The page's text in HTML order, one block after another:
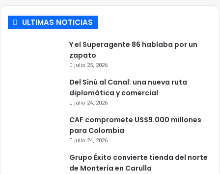
ULTIMAS NOTICIAS
Y el Superagente 86 hablaba por un
zapato
julio 25, 2026
Del Sinú al Canal: una nueva ruta
diplomática y comercial
julio 24, 2026
CAF compromete US$9.000 millones
para Colombia
julio 24, 2026
Grupo Éxito convierte tienda del norte
de Montería en Carulla